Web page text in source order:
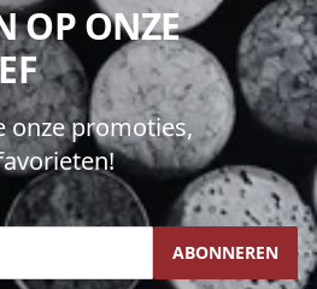
OP ONZE
onze promoties,
ABONNEREN